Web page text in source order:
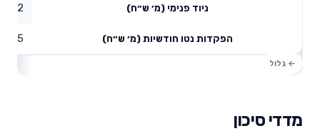
ניוד פנימי (מ׳ ש״ח) 4.82
הפקדות נטו חודשיות (מ׳ ש״ח) 4.95
מדדי סיכון